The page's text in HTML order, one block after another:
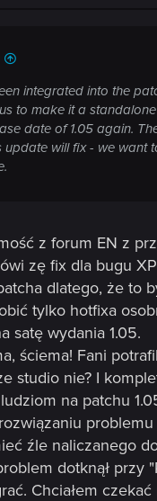
integrated into the
to make it a
date of 1.05 again.
update will fix - we want
z forum EN z
zę fix dla bugu XP
dlatego, że to
tylko hotfixa
satę wydania 1.05.
ściema! Fani
studio nie? I
na patchu
źle naliczanego
dotknął przy
Chciałem